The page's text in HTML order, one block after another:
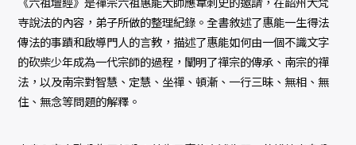
寺說法的內容，弟子所做的整理紀錄。全書敘述了惠能一生得法
傳法的事蹟和啟導門人的言教，描述了惠能如何由一個不識文字
的砍柴少年成為一代宗師的過程，闡明了禪宗的傳承、南宗的禪
法，以及南宗對智慧、定慧、坐禪、頓漸、一行三昧、無相、無
住、無念等問題的解釋。